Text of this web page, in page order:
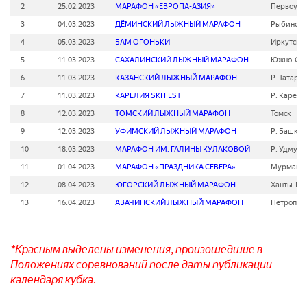
2
25.02.2023 МАРАФОН «ЕВРОПА-АЗИЯ»
3
04.03.2023 ДЁМИНСКИЙ ЛЫЖНЫЙ МАРАФОН
Рыбинск
4
05.03.2023 БАМ ОГОНЬКИ
Иркутск,
5
11.03.2023 САХАЛИНСКИЙ ЛЫЖНЫЙ МАРАФОН
Южно-
6
11.03.2023 КАЗАНСКИЙ ЛЫЖНЫЙ МАРАФОН
Р.
7
11.03.2023 КАРЕЛИЯ SKI FEST
Р.
8
12.03.2023 ТОМСКИЙ ЛЫЖНЫЙ МАРАФОН
Томск
9
12.03.2023 УФИМСКИЙ ЛЫЖНЫЙ МАРАФОН
Р.
10
18.03.2023 МАРАФОН ИМ. ГАЛИНЫ КУЛАКОВОЙ
Р.
11
01.04.2023 МАРАФОН «ПРАЗДНИКА СЕВЕРА»
Мурманск
12
08.04.2023 ЮГОРСКИЙ ЛЫЖНЫЙ МАРАФОН
Ханты-
13
16.04.2023 АВАЧИНСКИЙ ЛЫЖНЫЙ МАРАФОН
*Красным выделены изменения, произошедшие в
Положениях соревнований после даты публикации
календаря кубка.